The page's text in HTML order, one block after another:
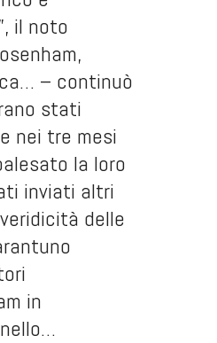
il noto
– continuò
stati
nei tre mesi
la loro
inviati altri
delle
in